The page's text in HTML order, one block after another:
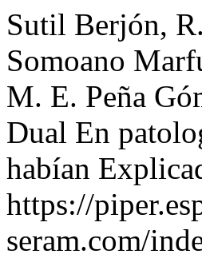
Sutil Berjón,
Somoano
M. E. Peña
Dual En
habían
https://
seram.com/